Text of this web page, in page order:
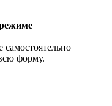
форму.